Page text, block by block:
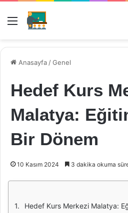
Menü
Anasayfa /Genel
Hedef Kurs
Malatya:
Bir Dönem
10 Kasım 2024 3 dakika okuma
Hedef Kurs Merkezi Malatya: